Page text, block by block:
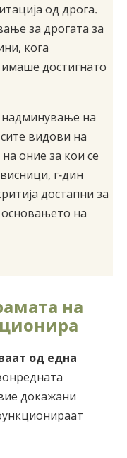
од дрога.
за дрогата за
кога
достигнато
надминување на
видови на
оние за кои се
г-дин
достапни за
основањето на
на
од една
докажани